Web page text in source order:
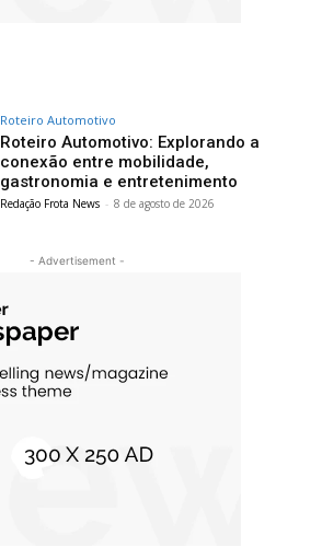
Roteiro Automotivo
Roteiro Automotivo: Explorando a
conexão entre mobilidade,
gastronomia e entretenimento
Redação Frota News - 8 de agosto de 2026
- Advertisement -